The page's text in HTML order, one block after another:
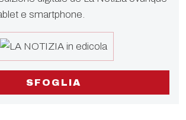
e smartphone.
SFOGLIA